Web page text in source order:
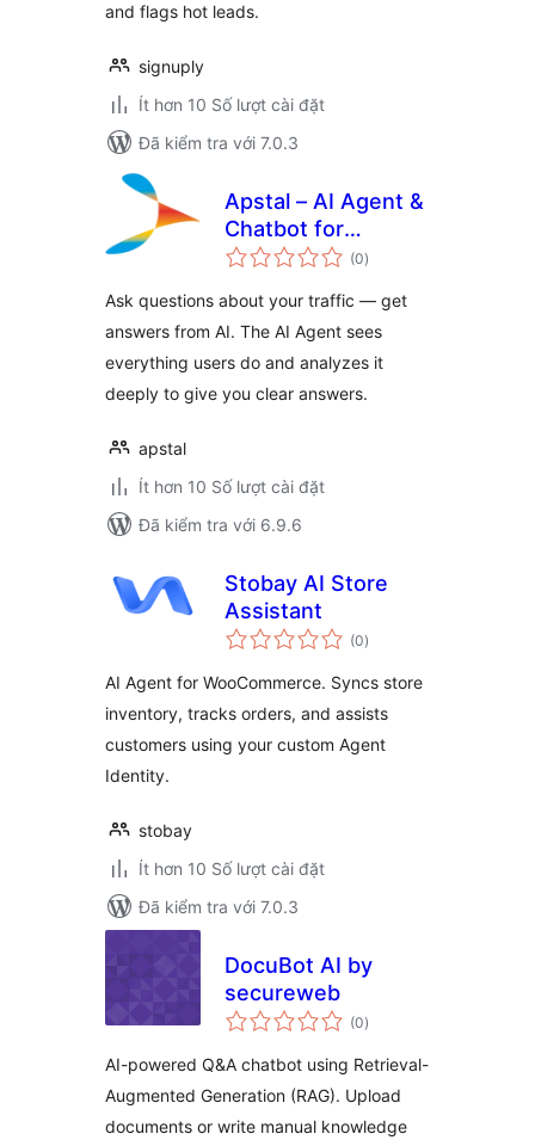
and flags hot leads.
signuply
Ít hơn 10 Số lượt cài đặt
Đã kiểm tra với 7.0.3
Apstal – AI Agent &
Chatbot for
Website Analytics
(0tổng
đánh
)
Ask questions about your traffic — get
answers from AI. The AI Agent sees
everything users do and analyzes it
deeply to give you clear answers.
apstal
Ít hơn 10 Số lượt cài đặt
Đã kiểm tra với 6.9.6
Stobay AI Store
Assistant
(0tổng
đánh
)
AI Agent for WooCommerce. Syncs store
inventory, tracks orders, and assists
customers using your custom Agent
Identity.
stobay
Ít hơn 10 Số lượt cài đặt
Đã kiểm tra với 7.0.3
DocuBot AI by
secureweb
(0tổng
đánh
)
AI-powered Q&A chatbot using Retrieval-
Augmented Generation (RAG). Upload
documents or write manual knowledge